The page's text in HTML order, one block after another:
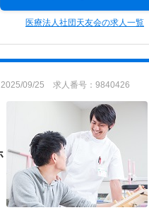
医療法人社団天友会の求人一覧
2025/09/25 求人番号：9840426